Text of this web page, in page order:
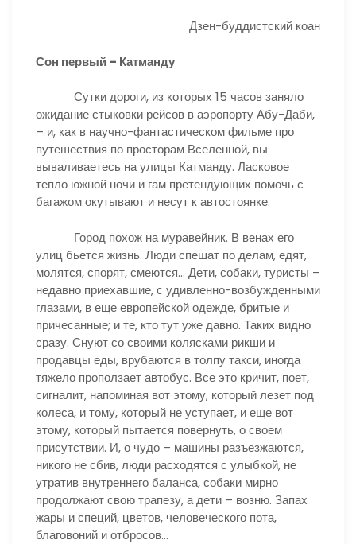
Дзен-буддистский коан
Сон первый – Катманду
Сутки дороги, из которых 15 часов заняло
ожидание стыковки рейсов в аэропорту Абу-Даби,
– и, как в научно-фантастическом фильме про
путешествия по просторам Вселенной, вы
вываливаетесь на улицы Катманду. Ласковое
тепло южной ночи и гам претендующих помочь с
багажом окутывают и несут к автостоянке.
Город похож на муравейник. В венах его
улиц бьется жизнь. Люди спешат по делам, едят,
молятся, спорят, смеются… Дети, собаки, туристы –
недавно приехавшие, с удивленно-возбужденными
глазами, в еще европейской одежде, бритые и
причесанные; и те, кто тут уже давно. Таких видно
сразу. Снуют со своими колясками рикши и
продавцы еды, врубаются в толпу такси, иногда
тяжело проползает автобус. Все это кричит, поет,
сигналит, напоминая вот этому, который лезет под
колеса, и тому, который не уступает, и еще вот
этому, который пытается повернуть, о своем
присутствии. И, о чудо – машины разъезжаются,
никого не сбив, люди расходятся с улыбкой, не
утратив внутреннего баланса, собаки мирно
продолжают свою трапезу, а дети – возню. Запах
жары и специй, цветов, человеческого пота,
благовоний и отбросов…